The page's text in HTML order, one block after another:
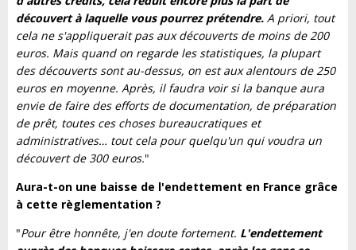
découvert à laquelle vous pourrez prétendre. A priori, tout
cela ne s'appliquerait pas aux découverts de moins de 200
euros. Mais quand on regarde les statistiques, la plupart
des découverts sont au-dessus, on est aux alentours de 250
euros en moyenne. Après, il faudra voir si la banque aura
envie de faire des efforts de documentation, de préparation
de prêt, toutes ces choses bureaucratiques et
administratives… tout cela pour quelqu'un qui voudra un
découvert de 300 euros."
Aura-t-on une baisse de l'endettement en France grâce
à cette règlementation ?
"Pour être honnête, j'en doute fortement. L'endettement